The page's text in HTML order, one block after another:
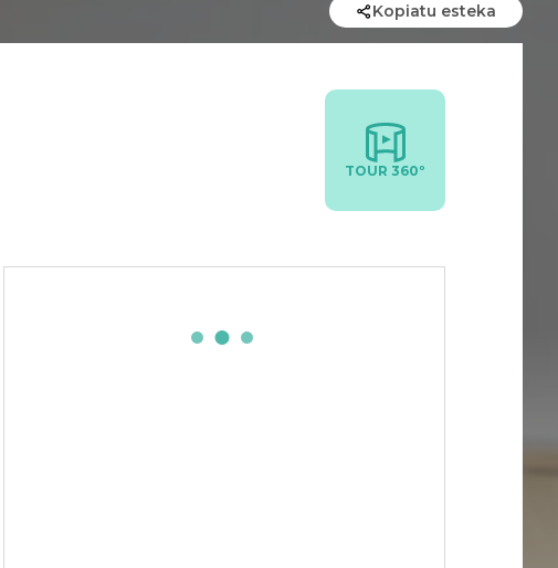
Kopiatu esteka
TOUR 360º